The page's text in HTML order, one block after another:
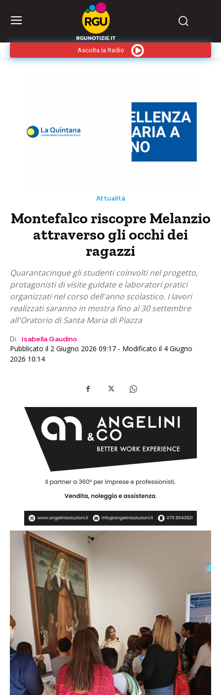
Ascolta la Radio
Attualità
Montefalco riscopre Melanzio
attraverso gli occhi dei
ragazzi
Quarantacinque gli studenti coinvolti nel progetto,
protagonisti di visite guidate e laboratori pratici
organizzati nel corso dell'anno scolastico. I lavori
realizzati saranno in mostra fino al 30 settembre
all'Oratorio di Santa Maria di Piazza
Di: Isabella Gaudino
Pubblicato il 2 Giugno 2026 09:17 - Modificato il 4 Giugno
2026 10:14